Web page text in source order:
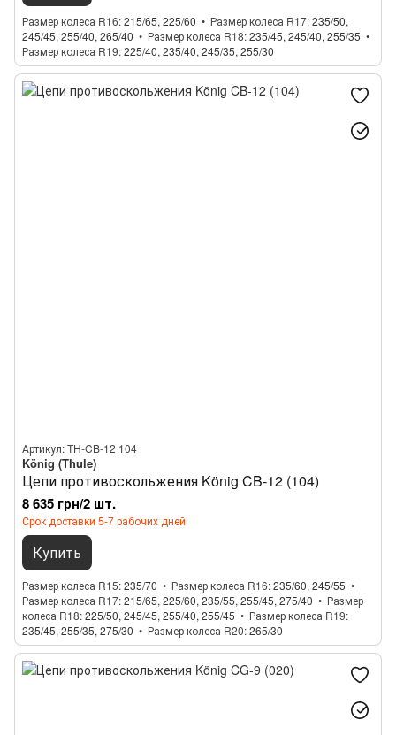
Размер колеса R16 215/65, 225/60 Размер колеса R17 235/50,
245/45, 255/40, 265/40
Размер колеса R18 235/45, 245/40, 255/35
Размер колеса R19 225/40, 235/40, 245/35, 255/30
Артикул: TH-CB-12 104
König (Thule)
Цепи противоскольжения König CB-12 (104)
8 635 грн/2 шт.
Срок доставки 5-7 рабочих дней
Купить
Размер колеса R15 235/70 Размер колеса R16 235/60, 245/55
Размер колеса R17 215/65, 225/60, 235/55, 255/45, 275/40
Размер
колеса R18 225/50, 245/45, 255/40, 255/45
Размер колеса R19
235/45, 255/35, 275/30
Размер колеса R20 265/30